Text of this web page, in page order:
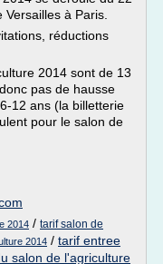
à Paris.
réductions
2014 sont de 13
pas de hausse
12 ans (la billetterie
pour le salon de
2014 / tarif salon de
2014 / tarif entree
salon de l'agriculture